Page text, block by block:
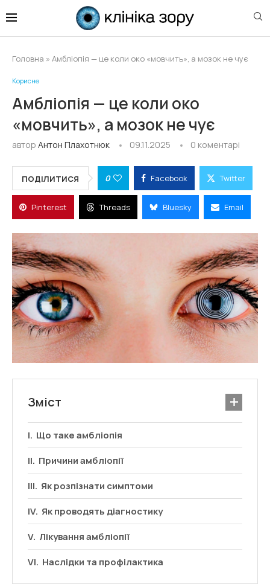
Головна » Амбліопія — це коли око «мовчить», а мозок не чує
Корисне
Амбліопія — це коли око
«мовчить», а мозок не чує
автор Антон Плахотнюк 09.11.2025 0 коментарі
ПОДІЛИТИСЯ 0 Facebook Twitter
Pinterest Threads Bluesky Email
Зміст
Що таке амбліопія
Причини амбліопії
Як розпізнати симптоми
Як проводять діагностику
Лікування амбліопії
Наслідки та профілактика